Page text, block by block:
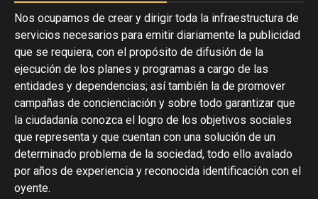
Nos ocupamos de crear y dirigir toda la infraestructura de
servicios necesarios para emitir diariamente la publicidad
que se requiera, con el propósito de difusión de la
ejecución de los planes y programas a cargo de las
entidades y dependencias; así también la de promover
campañas de concienciación y sobre todo garantizar que
la ciudadanía conozca el logro de los objetivos sociales
que representa y que cuentan con una solución de un
determinado problema de la sociedad, todo ello avalado
por años de experiencia y reconocida identificación con el
oyente.